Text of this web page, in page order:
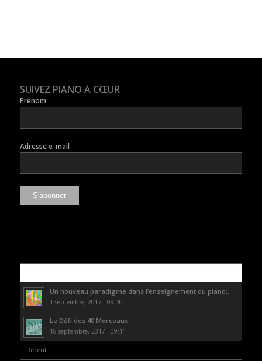
SUIVEZ PIANO À CŒUR
Prenom
Adresse e-mail
Un nouveau paradigme dans l’enseignement du piano:...
1 septembre, 2017 - 09:00
Le Défi des 40 Morceaux
18 septembre, 2017 - 09:11
Récent